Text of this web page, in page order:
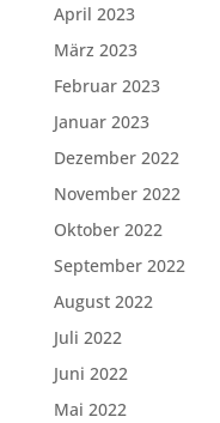
April 2023
März 2023
Februar 2023
Januar 2023
Dezember 2022
November 2022
Oktober 2022
September 2022
August 2022
Juli 2022
Juni 2022
Mai 2022